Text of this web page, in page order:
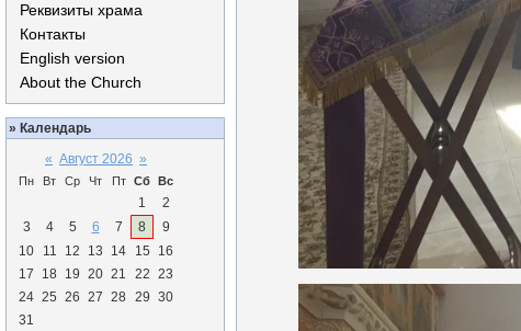
Реквизиты храма
Контакты
English version
About the Church
» Календарь
« Август 2026 »
Пн Вт Ср Чт Пт Сб Вс
1
2
3
4 5 6 7 8
9
10
11 12 13 14 15
16
17
18 19 20 21 22 23
24 25 26 27 28 29 30
31